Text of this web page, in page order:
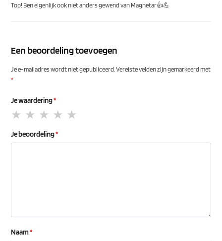
Top! Ben eigenlijk ook niet anders gewend van Magnetar👍💪
Een beoordeling toevoegen
Je e-mailadres wordt niet gepubliceerd.Vereiste velden zijn gemarkeerd met
*
Je waardering*
Je beoordeling*
Naam*